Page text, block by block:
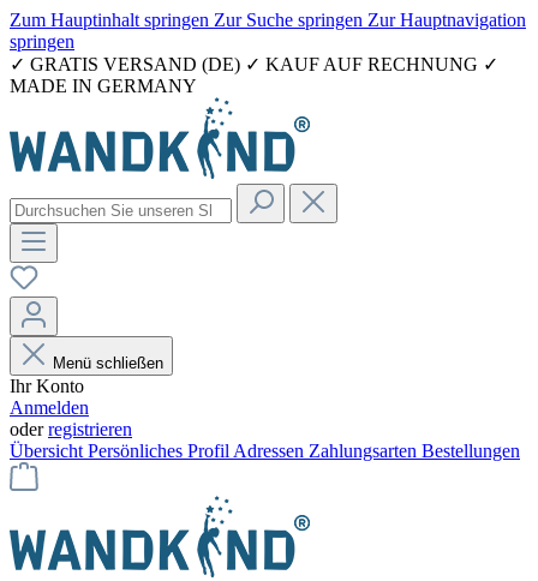
Zum Hauptinhalt springen Zur Suche springen Zur Hauptnavigation
springen
✓ GRATIS VERSAND (DE) ✓ KAUF AUF RECHNUNG ✓
MADE IN GERMANY
Menü schließen
Ihr Konto
Anmelden
oderregistrieren
Übersicht Persönliches Profil Adressen Zahlungsarten Bestellungen